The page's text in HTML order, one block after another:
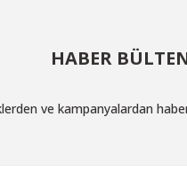
HABER
ve kampanyalardan